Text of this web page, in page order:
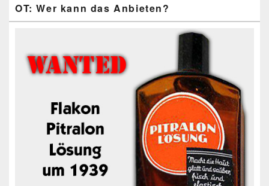
OT: Wer kann das Anbieten?